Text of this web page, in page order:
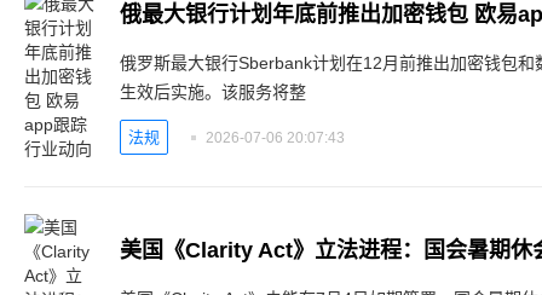
俄最大银行计划年底前推出加密钱包 欧易
俄罗斯最大银行Sberbank计划在12月前推出加密钱包
生效后实施。该服务将整
法规 2026-07-06 20:07:43
美国《Clarity Act》立法进程：国会暑期休